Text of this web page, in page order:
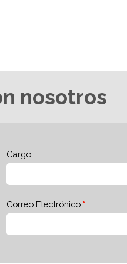
nosotros
Cargo
Correo Electrónico